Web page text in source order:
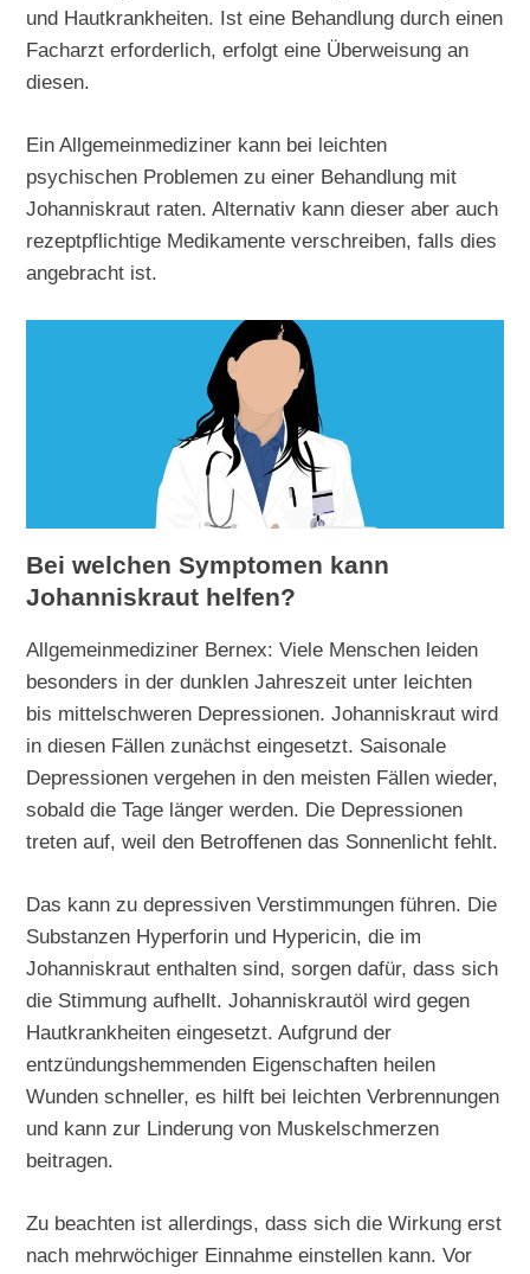
und Hautkrankheiten. Ist eine Behandlung durch einen
Facharzt erforderlich, erfolgt eine Überweisung an
diesen.
Ein Allgemeinmediziner kann bei leichten
psychischen Problemen zu einer Behandlung mit
Johanniskraut raten. Alternativ kann dieser aber auch
rezeptpflichtige Medikamente verschreiben, falls dies
angebracht ist.
Bei welchen Symptomen kann
Johanniskraut helfen?
Allgemeinmediziner Bernex: Viele Menschen leiden
besonders in der dunklen Jahreszeit unter leichten
bis mittelschweren Depressionen. Johanniskraut wird
in diesen Fällen zunächst eingesetzt. Saisonale
Depressionen vergehen in den meisten Fällen wieder,
sobald die Tage länger werden. Die Depressionen
treten auf, weil den Betroffenen das Sonnenlicht fehlt.
Das kann zu depressiven Verstimmungen führen. Die
Substanzen Hyperforin und Hypericin, die im
Johanniskraut enthalten sind, sorgen dafür, dass sich
die Stimmung aufhellt. Johanniskrautöl wird gegen
Hautkrankheiten eingesetzt. Aufgrund der
entzündungshemmenden Eigenschaften heilen
Wunden schneller, es hilft bei leichten Verbrennungen
und kann zur Linderung von Muskelschmerzen
beitragen.
Zu beachten ist allerdings, dass sich die Wirkung erst
nach mehrwöchiger Einnahme einstellen kann. Vor